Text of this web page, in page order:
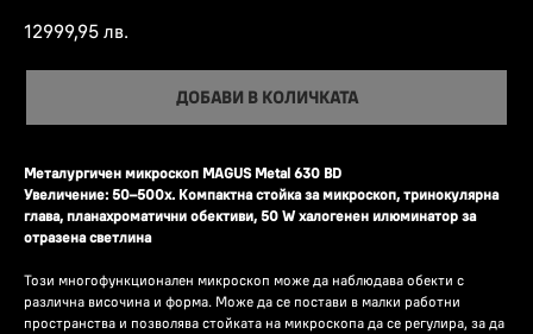
12999,95 лв.
ДОБАВИ В КОЛИЧКАТА
Металургичен микроскоп MAGUS Metal 630 BD
Увеличение: 50–500х. Компактна стойка за микроскоп, тринокулярна
глава, планахроматични обективи, 50 W халогенен илюминатор за
отразена светлина
Този многофункционален микроскоп може да наблюдава обекти с
различна височина и форма. Може да се постави в малки работни
пространства и позволява стойката на микроскопа да се регулира, за да